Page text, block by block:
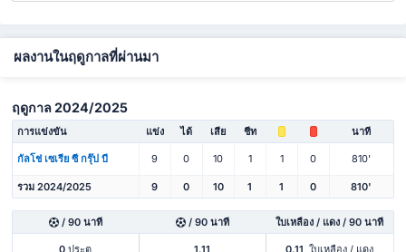
ผลงานในฤดูกาลที่ผ่านมา
ฤดูกาล 2024/2025
การแข่งขัน แข่ง ได้ เสีย ชีท นาที
กัลโช่ เซเรีย ซี กรุ๊ป บี 9 0 10 1 1 0 810'
รวม 2024/2025 9 0 10 1 1 0 810'
/ 90 นาที / 90 นาที ใบเหลือง / แดง / 90 นาที
0 ประตู 1.11 0.11 ใบเหลือง / แดง